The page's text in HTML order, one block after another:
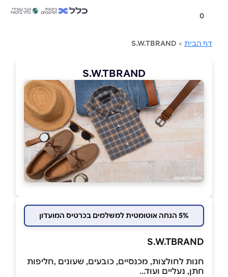
0
דף הבית >
S.W.TBRAND
S.W.TBRAND
5% הנחה אוטומטית למשלמים בכרטיס המועדון
S.W.TBRAND
חנות לחולצות, מכנסיים, כובעים, שעונים ,חליפות
חתן, נעליים ועוד...